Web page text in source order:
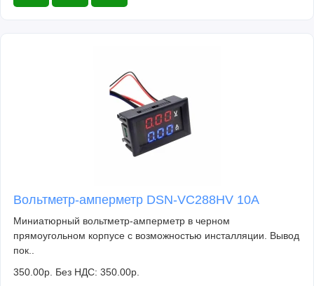
Вольтметр-амперметр DSN-VC288HV 10А
Миниатюрный вольтметр-амперметр в черном
прямоугольном корпусе с возможностью инсталляции. Вывод
пок..
350.00р. Без НДС: 350.00р.